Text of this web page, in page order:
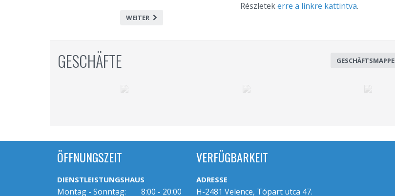
WEITER
Részletekerre a linkre kattintva.
GESCHÄFTSMAPPE
GESCHÄFTE
ÖFFNUNGSZEIT
DIENSTLEISTUNGSHAUS
Montag - Sonntag: 8:00 - 20:00
VERFÜGBARKEIT
ADRESSE
H-2481 Velence, Tópart utca 47.